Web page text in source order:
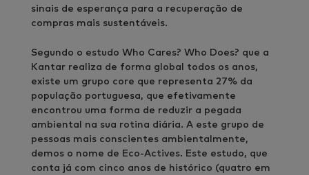
sinais de esperança para a recuperação de
compras mais sustentáveis.
Segundo o estudo Who Cares? Who Does? que a
Kantar realiza de forma global todos os anos,
existe um grupo core que representa 27% da
população portuguesa, que efetivamente
encontrou uma forma de reduzir a pegada
ambiental na sua rotina diária. A este grupo de
pessoas mais conscientes ambientalmente,
demos o nome de Eco-Actives. Este estudo, que
conta já com cinco anos de histórico (quatro em